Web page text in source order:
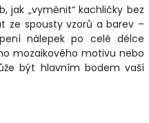
jak „vyměnit“ kachličky bez
ze spousty vzorů a barev –
nálepek po celé délce
mozaikového motivu nebo
být hlavním bodem vaší